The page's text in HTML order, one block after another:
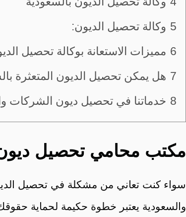
5 وكالة تحصيل الديون:
6 مميزات الاستعانة بوكالة تحصيل
7 هل يمكن تحصيل الديون المتعثرة
8 خدماتنا في تحصيل ديون الشركات
مكتب محامي تحصيل
سواء كنت تعاني من مشكلة في تحصيل
والسعودية يعتبر خطوة حكيمة لحماية